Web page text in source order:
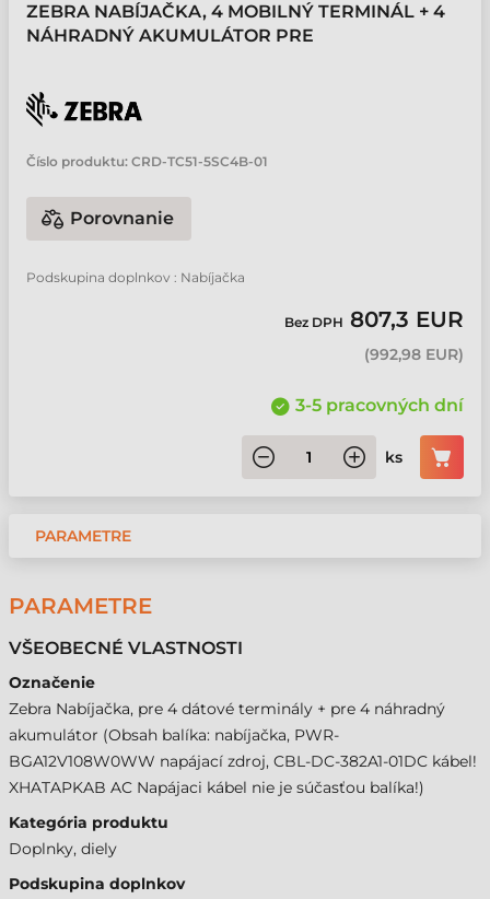
ZEBRA NABÍJAČKA, 4 MOBILNÝ TERMINÁL + 4
NÁHRADNÝ AKUMULÁTOR PRE
Číslo produktu: CRD-TC51-5SC4B-01
Porovnanie
Podskupina doplnkov : Nabíjačka
Bez DPH 807,3 EUR
(992,98 EUR)
3-5 pracovných dní
ks
PARAMETRE
PARAMETRE
VŠEOBECNÉ VLASTNOSTI
Označenie
Zebra Nabíjačka, pre 4 dátové terminály + pre 4 náhradný
akumulátor (Obsah balíka: nabíjačka, PWR-
BGA12V108W0WW napájací zdroj, CBL-DC-382A1-01DC kábel!
XHATAPKAB AC Napájaci kábel nie je súčasťou balíka!)
Kategória produktu
Doplnky, diely
Podskupina doplnkov